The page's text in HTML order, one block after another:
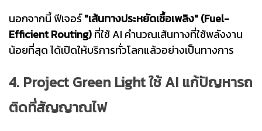
นอกจากนี้ ฟีเจอร์"เส้นทางประหยัดเชื้อเพลิง" (Fuel-
Efficient Routing)ที่ใช้ AI คำนวณเส้นทางที่ใช้พลังงาน
น้อยที่สุด ได้เปิดให้บริการทั่วโลกแล้วอย่างเป็นทางการ
4. Project Green Light ใช้ AI แก้ปัญหารถ
ติดที่สัญญาณไฟ